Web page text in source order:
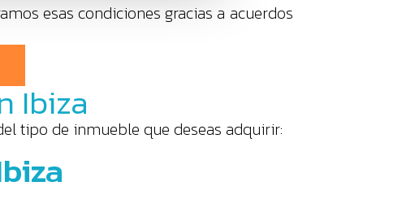
esas condiciones gracias a acuerdos
Ibiza
tipo de inmueble que deseas adquirir: